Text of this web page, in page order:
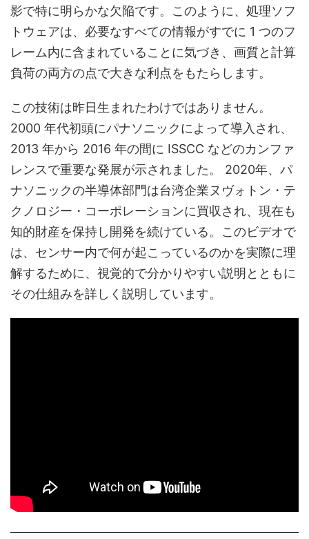
影で特に明らかな欠陥です。このように、処理ソフ
トウェアは、必要なすべての情報がすでに 1 つのフ
レーム内に含まれていることに気づき、画質と計算
負荷の両方の点で大きな利点をもたらします。
この技術は昨日生まれたわけではありません。
2000 年代初頭にパナソニックによって導入され、
2013 年から 2016 年の間に ISSCC などのカンファ
レンスで重要な発展が示されました。 2020年、パ
ナソニックの半導体部門は台湾企業ヌヴォトン・テ
クノロジー・コーポレーションに買収され、現在も
知的財産を保持し開発を続けている。このビデオで
は、センサー内で何が起こっているのかを実際に理
解するために、視覚的で分かりやすい説明とともに
その仕組みを詳しく説明しています。